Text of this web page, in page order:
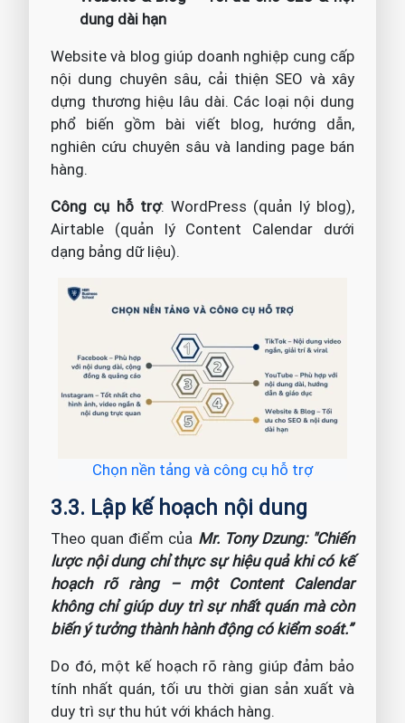
dung dài hạn
Website và blog giúp doanh nghiệp cung cấp
nội dung chuyên sâu, cải thiện SEO và xây
dựng thương hiệu lâu dài. Các loại nội dung
phổ biến gồm bài viết blog, hướng dẫn,
nghiên cứu chuyên sâu và landing page bán
hàng.
Công cụ hỗ trợ: WordPress (quản lý blog),
Airtable (quản lý Content Calendar dưới
dạng bảng dữ liệu).
Chọn nền tảng và công cụ hỗ trợ
3.3. Lập kế hoạch nội dung
Theo quan điểm của Mr. Tony Dzung: "Chiến
lược nội dung chỉ thực sự hiệu quả khi có kế
hoạch rõ ràng – một Content Calendar
không chỉ giúp duy trì sự nhất quán mà còn
biến ý tưởng thành hành động có kiểm soát.”
Do đó, một kế hoạch rõ ràng giúp đảm bảo
tính nhất quán, tối ưu thời gian sản xuất và
duy trì sự thu hút với khách hàng.